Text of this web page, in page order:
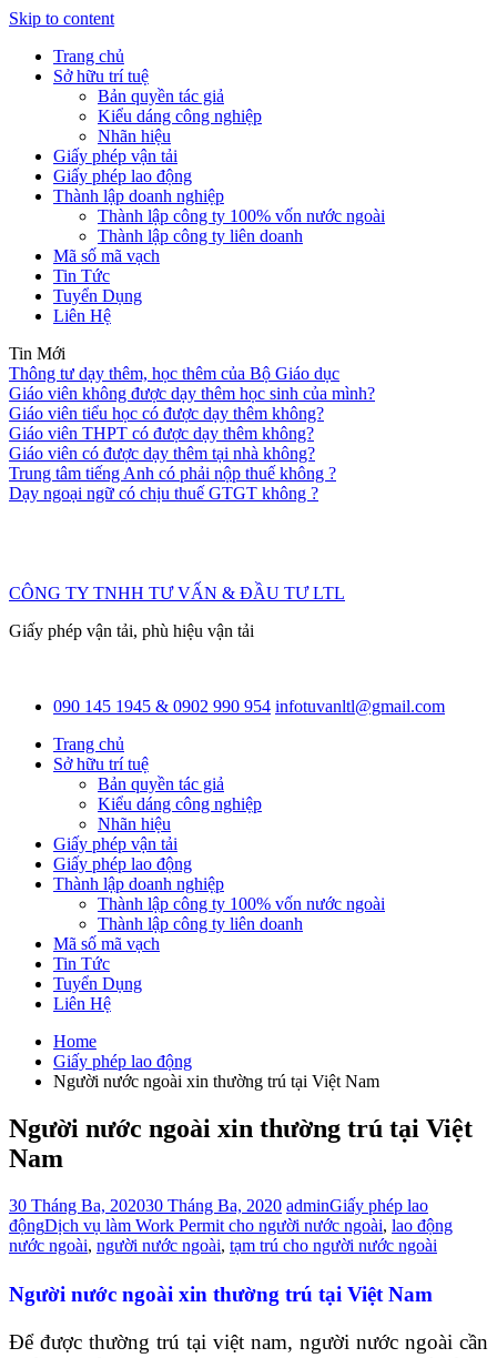
Skip to content
Trang chủ
Sở hữu trí tuệ
Bản quyền tác giả
Kiểu dáng công nghiệp
Nhãn hiệu
Giấy phép vận tải
Giấy phép lao động
Thành lập doanh nghiệp
Thành lập công ty 100% vốn nước ngoài
Thành lập công ty liên doanh
Mã số mã vạch
Tin Tức
Tuyển Dụng
Liên Hệ
Tin Mới
Thông tư dạy thêm, học thêm của Bộ Giáo dục
Giáo viên không được dạy thêm học sinh của mình?
Giáo viên tiểu học có được dạy thêm không?
Giáo viên THPT có được dạy thêm không?
Giáo viên có được dạy thêm tại nhà không?
Trung tâm tiếng Anh có phải nộp thuế không ?
Dạy ngoại ngữ có chịu thuế GTGT không ?
CÔNG TY TNHH TƯ VẤN & ĐẦU TƯ LTL
Giấy phép vận tải, phù hiệu vận tải
090 145 1945 & 0902 990 954 infotuvanltl@gmail.com
Trang chủ
Sở hữu trí tuệ
Bản quyền tác giả
Kiểu dáng công nghiệp
Nhãn hiệu
Giấy phép vận tải
Giấy phép lao động
Thành lập doanh nghiệp
Thành lập công ty 100% vốn nước ngoài
Thành lập công ty liên doanh
Mã số mã vạch
Tin Tức
Tuyển Dụng
Liên Hệ
Home
Giấy phép lao động
Người nước ngoài xin thường trú tại Việt Nam
Người nước ngoài xin thường trú tại Việt
Nam
30 Tháng Ba, 202030 Tháng Ba, 2020 adminGiấy phép lao
độngDịch vụ làm Work Permit cho người nước ngoài, lao động
nước ngoài, người nước ngoài, tạm trú cho người nước ngoài
Người nước ngoài xin thường trú tại Việt Nam
Để được thường trú tại việt nam, người nước ngoài cần